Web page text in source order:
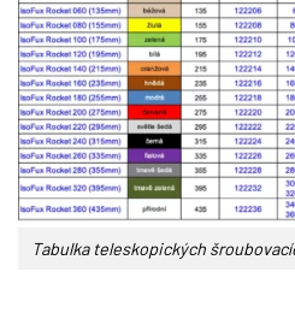
Tabulka teleskopických